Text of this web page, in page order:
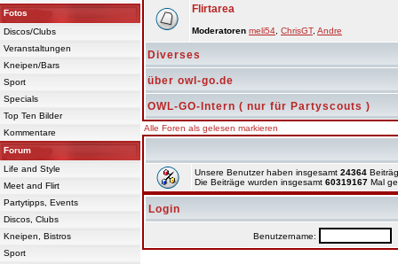
Fotos
Discos/Clubs
Veranstaltungen
Kneipen/Bars
Sport
Specials
Top Ten Bilder
Kommentare
Forum
Life and Style
Meet and Flirt
Partytipps, Events
Discos, Clubs
Kneipen, Bistros
Sport
Flirtarea
Moderatoren meli54 ChrisGT, Andre
Diverses
über owl-go.de
OWL-GO-Intern ( nur für Partyscouts )
Alle Foren als gelesen markieren
Unsere Benutzer haben insgesamt 24364
Die Beiträge wurden insgesamt 60319167 Mal
Login
Benutzername: